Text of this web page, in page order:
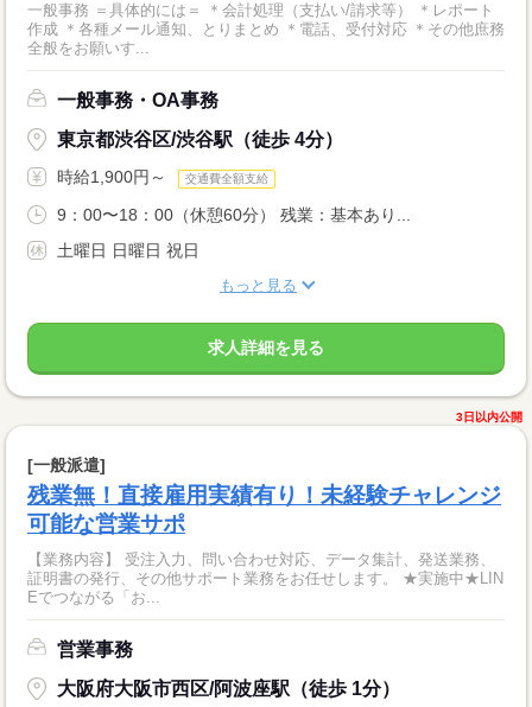
一般事務 ＝具体的には＝ ＊会計処理（支払い/請求等） ＊レポート
作成 ＊各種メール通知、とりまとめ ＊電話、受付対応 ＊その他庶務
全般をお願いす...
一般事務・OA事務
東京都渋谷区/渋谷駅（徒歩 4分）
時給1,900円～ 交通費全額支給
9：00〜18：00（休憩60分） 残業：基本あり...
土曜日 日曜日 祝日
もっと見る
求人詳細を見る
3日以内公開
[一般派遣]
残業無！直接雇用実績有り！未経験チャレンジ
可能な営業サポ
【業務内容】 受注入力、問い合わせ対応、データ集計、発送業務、
証明書の発行、その他サポート業務をお任せします。 ★実施中★LIN
Eでつながる「お...
営業事務
大阪府大阪市西区/阿波座駅（徒歩 1分）